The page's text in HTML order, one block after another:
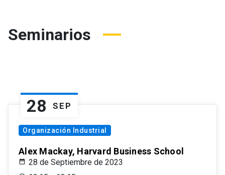
Seminarios
28 SEP
Organización Industrial
Alex Mackay, Harvard Business School
28 de Septiembre de 2023